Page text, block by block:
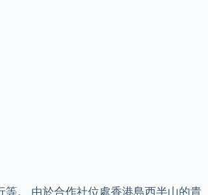
等。 由於合作社位處香港島西半山的貴